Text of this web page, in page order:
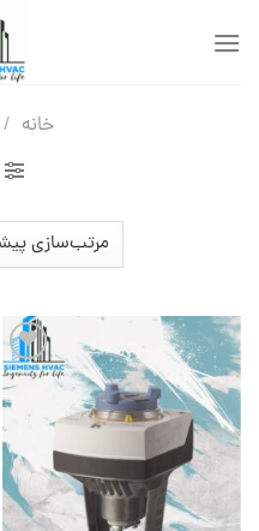
خانه /
افزودن
علاقه
مندی